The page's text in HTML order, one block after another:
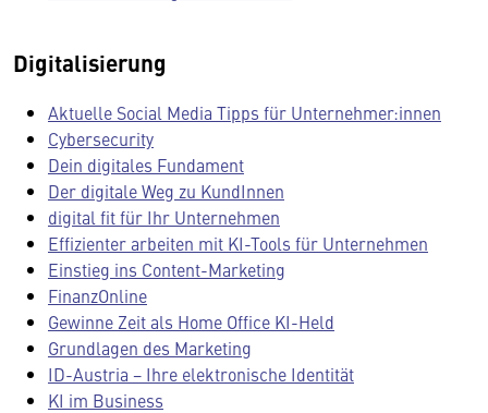
Digitalisierung
Aktuelle Social Media Tipps für Unternehmer:innen
Cybersecurity
Dein digitales Fundament
Der digitale Weg zu KundInnen
digital fit für Ihr Unternehmen
Effizienter arbeiten mit KI-Tools für Unternehmen
Einstieg ins Content-Marketing
FinanzOnline
Gewinne Zeit als Home Office KI-Held
Grundlagen des Marketing
ID-Austria − Ihre elektronische Identität
KI im Business